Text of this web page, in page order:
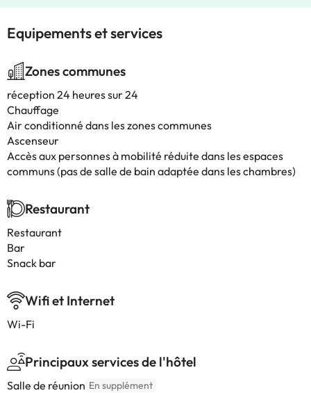
Equipements et services
Zones communes
réception 24 heures sur 24
Chauffage
Air conditionné dans les zones communes
Ascenseur
Accès aux personnes à mobilité réduite dans les espaces
communs (pas de salle de bain adaptée dans les chambres)
Restaurant
Restaurant
Bar
Snack bar
Wifi et Internet
Wi-Fi
Principaux services de l'hôtel
Salle de réunion En supplément